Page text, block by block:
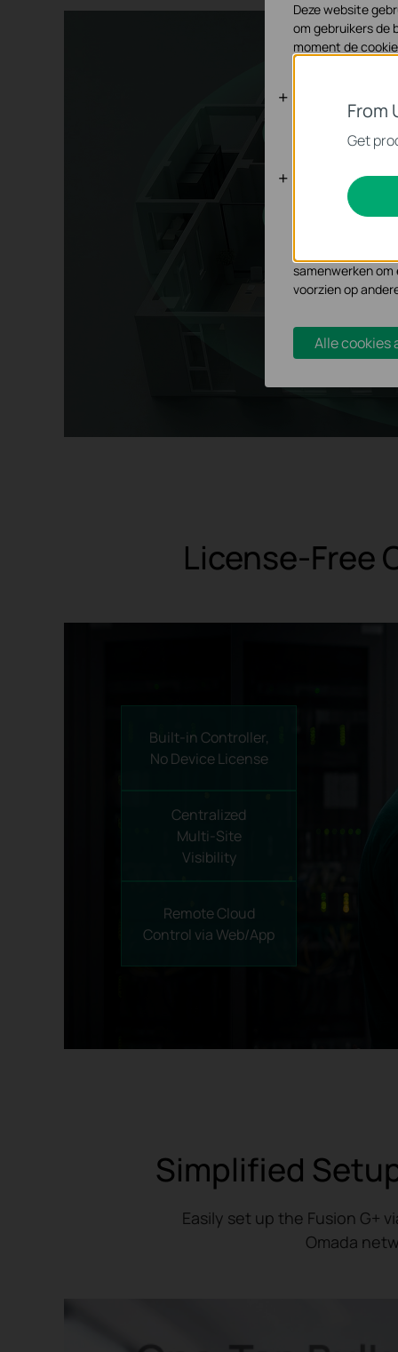
License-Free
Built-in Controller,
No Device License
Centralized
Multi-Site
Visibility
Remote Cloud
Control via Web/App
Simplified
Easily set up the Fusion G+
Omada
From
Get
Deze website
om gebruikers de
moment de
Analyse
Cookies voor
samenwerken
voorzien op
Alle cookies